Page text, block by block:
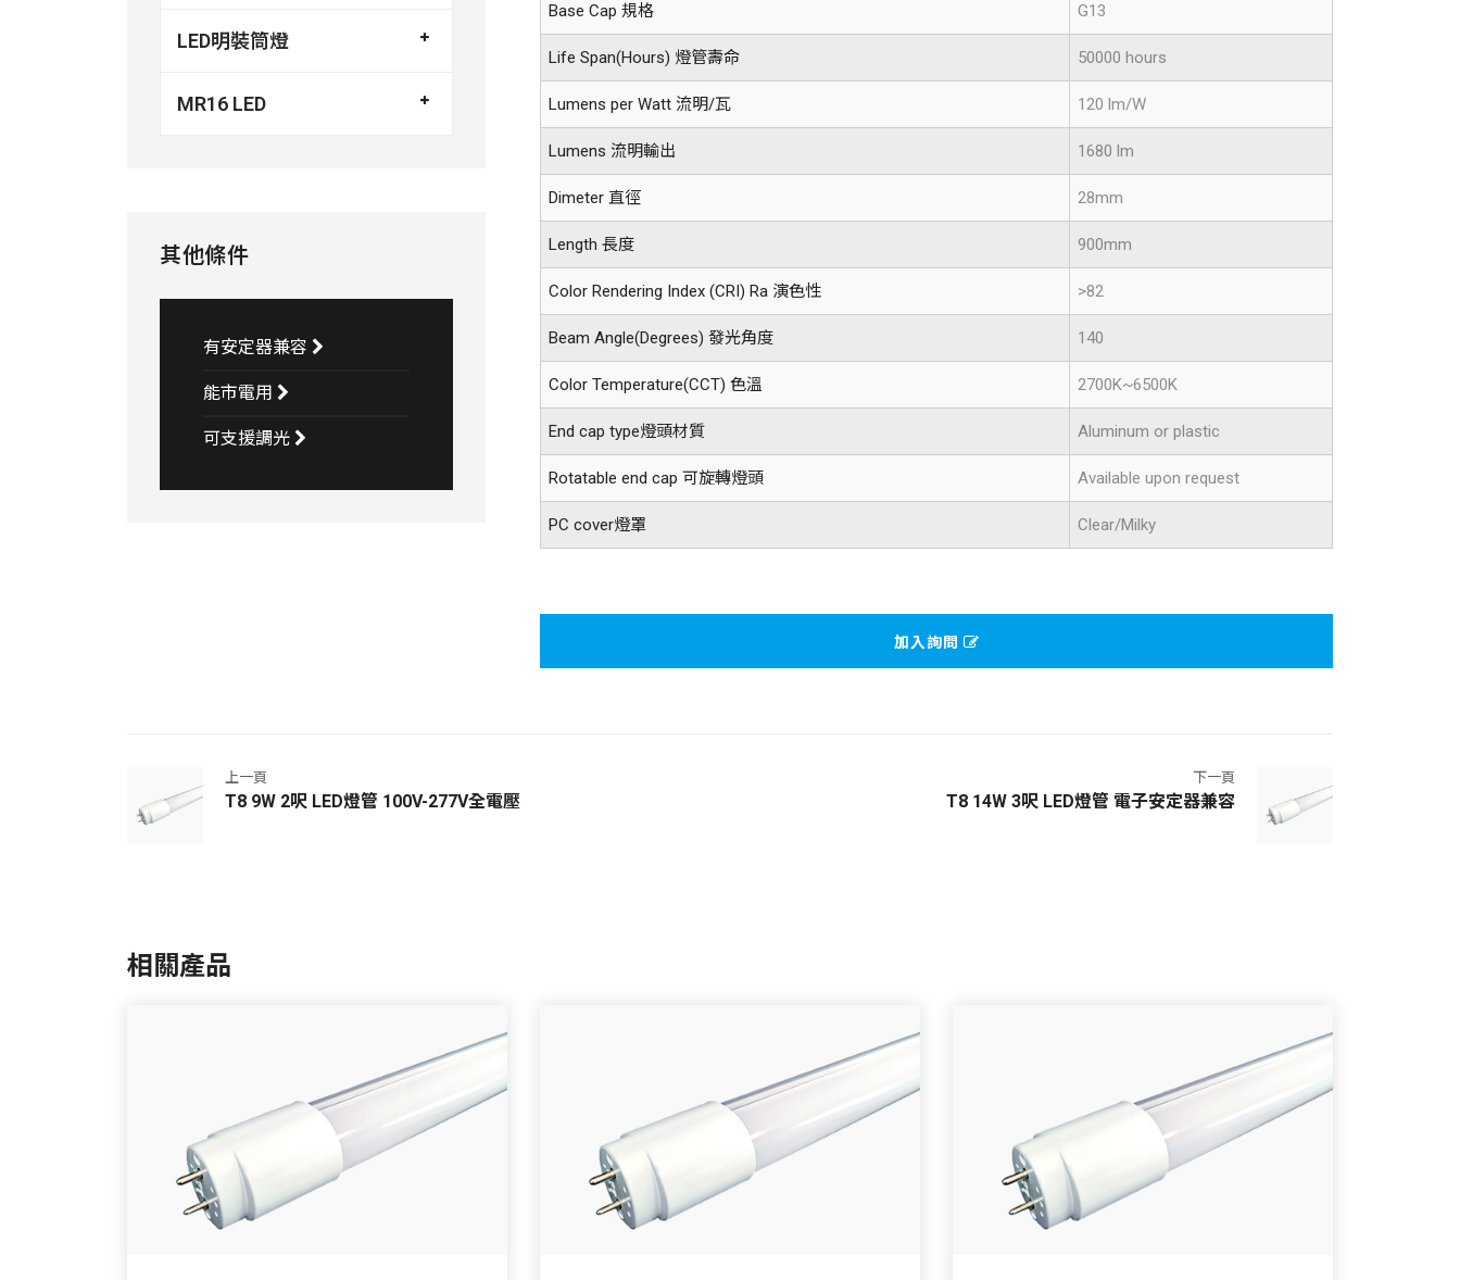
LED明裝筒燈
MR16 LED
其他條件
有安定器兼容
能市電用
可支援調光
Base Cap 規格 G13
Life Span(Hours) 燈管壽命 50000 hours
Lumens per Watt 流明/瓦 120 lm/W
Lumens 流明輸出 1680 lm
Dimeter 直徑 28mm
Length 長度 900mm
Color Rendering Index (CRI) Ra 演色性 >82
Beam Angle(Degrees) 發光角度 140
Color Temperature(CCT) 色溫 2700K~6500K
End cap type燈頭材質 Aluminum or plastic
Rotatable end cap 可旋轉燈頭 Available upon request
PC cover燈罩 Clear/Milky
加入詢問
上一頁
T8 9W 2呎 LED燈管 100V-277V全電壓
下一頁
T8 14W 3呎 LED燈管 電子安定器兼容
相關產品